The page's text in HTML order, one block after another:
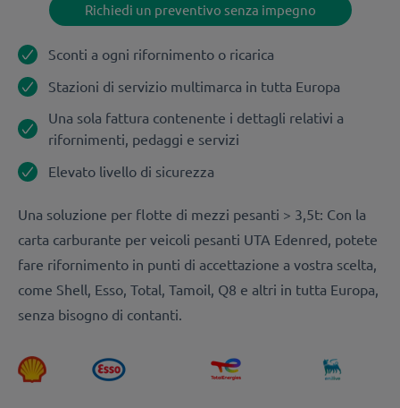
Richiedi un preventivo senza impegno
Sconti a ogni rifornimento o ricarica
Stazioni di servizio multimarca in tutta Europa
Una sola fattura contenente i dettagli relativi a
rifornimenti, pedaggi e servizi
Elevato livello di sicurezza
Una soluzione per flotte di mezzi pesanti > 3,5t: Con la
carta carburante per veicoli pesanti UTA Edenred, potete
fare rifornimento in punti di accettazione a vostra scelta,
come Shell, Esso, Total, Tamoil, Q8 e altri in tutta Europa,
senza bisogno di contanti.